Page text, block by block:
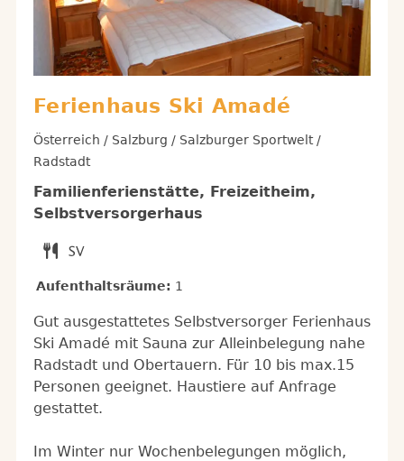
Ferienhaus Ski Amadé
Österreich / Salzburg / Salzburger Sportwelt /
Radstadt
Familienferienstätte, Freizeitheim,
Selbstversorgerhaus
Aufenthaltsräume: 1
Gut ausgestattetes Selbstversorger Ferienhaus
Ski Amadé mit Sauna zur Alleinbelegung nahe
Radstadt und Obertauern. Für 10 bis max.15
Personen geeignet. Haustiere auf Anfrage
gestattet.
Im Winter nur Wochenbelegungen möglich,